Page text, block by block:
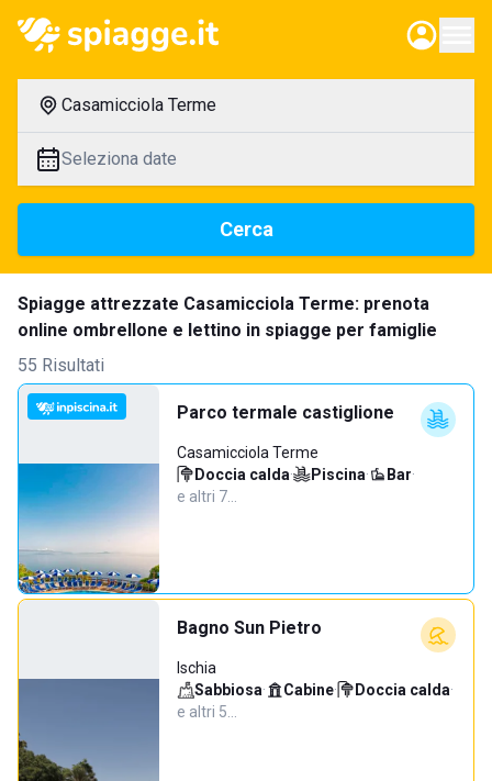
Casamicciola Terme
Seleziona date
Cerca
Spiagge attrezzate Casamicciola Terme: prenota
online ombrellone e lettino in spiagge per famiglie
55 Risultati
Parco termale castiglione
Casamicciola Terme
Doccia calda· Piscina· Bar·
e altri 7…
Bagno Sun Pietro
Ischia
Sabbiosa· Cabine· Doccia calda·
e altri 5…